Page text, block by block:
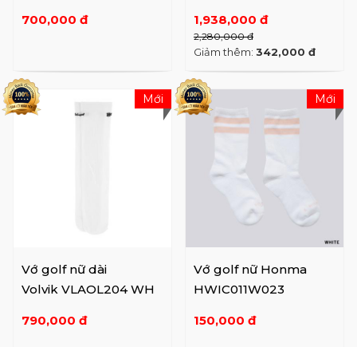
5090856
700,000 đ
Long Black
1,938,000 đ
2,280,000 đ
Giảm thêm: 342,000 đ
Vớ golf nữ dài
Volvik VLAOL204 WH
790,000 đ
Mới
Vớ golf nữ Honma
HWIC011W023
150,000 đ
Mới